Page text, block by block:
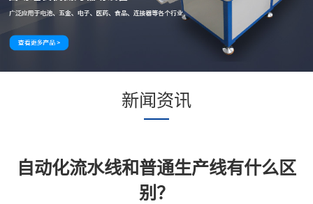
新闻资讯
自动化流水线和普通生产线有什么区
别？